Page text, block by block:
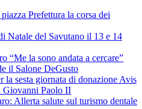
Prefettura la corsa dei
del Savutano il 13 e 14
la sono andata a cercare”
il Salone DeGusto
sesta giornata di donazione Avis
Giovanni Paolo II
Allerta salute sul turismo dentale